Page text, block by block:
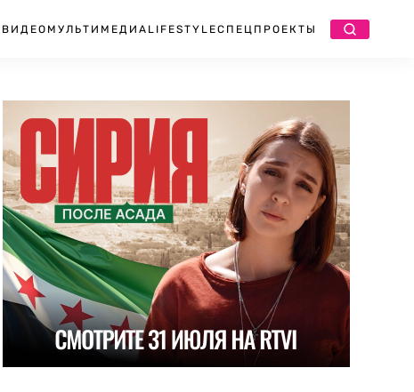
ВИДЕО МУЛЬТИМЕДИА LIFESTYLEСПЕЦПРОЕКТЫ